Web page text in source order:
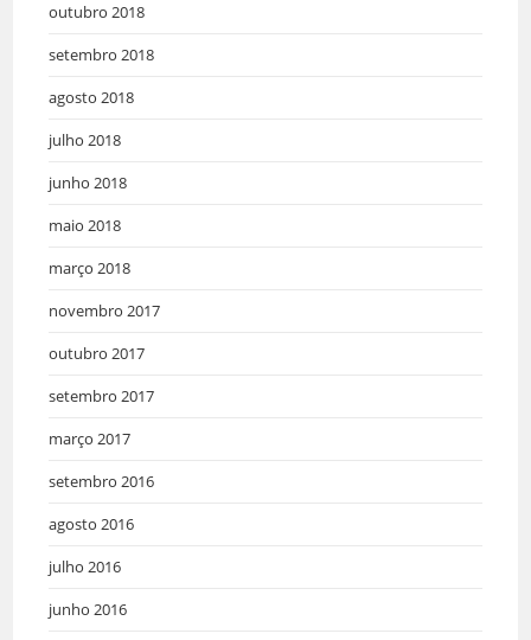
outubro 2018
setembro 2018
agosto 2018
julho 2018
junho 2018
maio 2018
março 2018
novembro 2017
outubro 2017
setembro 2017
março 2017
setembro 2016
agosto 2016
julho 2016
junho 2016